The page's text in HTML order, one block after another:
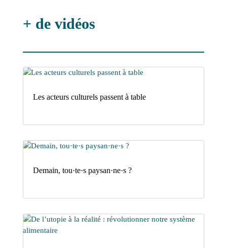
+ de vidéos
Les acteurs culturels passent à table
Demain, tou·te·s paysan·ne·s ?